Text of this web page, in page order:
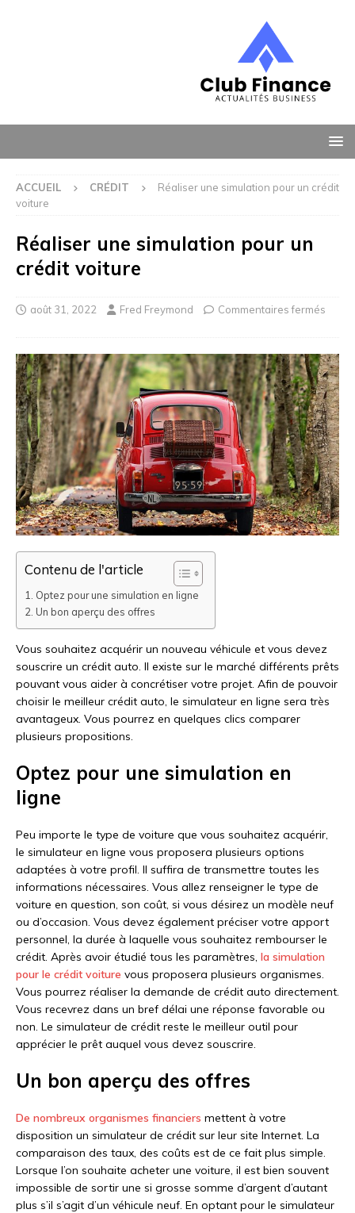
ACCUEIL CRÉDIT
Réaliser une simulation pour un crédit
voiture
Réaliser une simulation pour un
crédit voiture
août 31, 2022 Fred Freymond Commentaires fermés
Contenu de l'article
Optez pour une simulation en ligne
Un bon aperçu des offres
Vous souhaitez acquérir un nouveau véhicule et vous devez
souscrire un crédit auto. Il existe sur le marché différents prêts
pouvant vous aider à concrétiser votre projet. Afin de pouvoir
choisir le meilleur crédit auto, le simulateur en ligne sera très
avantageux. Vous pourrez en quelques clics comparer
plusieurs propositions.
Optez pour une simulation en
ligne
Peu importe le type de voiture que vous souhaitez acquérir,
le simulateur en ligne vous proposera plusieurs options
adaptées à votre profil. Il suffira de transmettre toutes les
informations nécessaires. Vous allez renseigner le type de
voiture en question, son coût, si vous désirez un modèle neuf
ou d’occasion. Vous devez également préciser votre apport
personnel, la durée à laquelle vous souhaitez rembourser le
crédit. Après avoir étudié tous les paramètres, la simulation
pour le crédit voiture vous proposera plusieurs organismes.
Vous pourrez réaliser la demande de crédit auto directement.
Vous recevrez dans un bref délai une réponse favorable ou
non. Le simulateur de crédit reste le meilleur outil pour
apprécier le prêt auquel vous devez souscrire.
Un bon aperçu des offres
De nombreux organismes financiers mettent à votre
disposition un simulateur de crédit sur leur site Internet. La
comparaison des taux, des coûts est de ce fait plus simple.
Lorsque l’on souhaite acheter une voiture, il est bien souvent
impossible de sortir une si grosse somme d’argent d’autant
plus s’il s’agit d’un véhicule neuf. En optant pour le simulateur